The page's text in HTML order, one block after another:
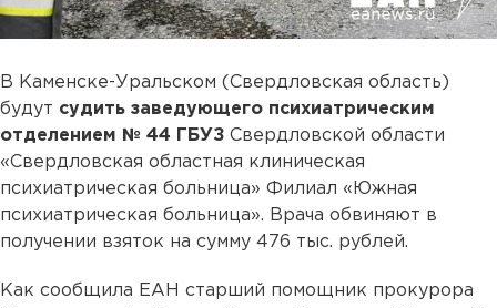
В Каменске-Уральском (Свердловская область)
будут судить заведующего психиатрическим
отделением № 44 ГБУЗ Свердловской области
«Свердловская областная клиническая
психиатрическая больница» Филиал «Южная
психиатрическая больница». Врача обвиняют в
получении взяток на сумму 476 тыс. рублей.
Как сообщила ЕАН старший помощник прокурора